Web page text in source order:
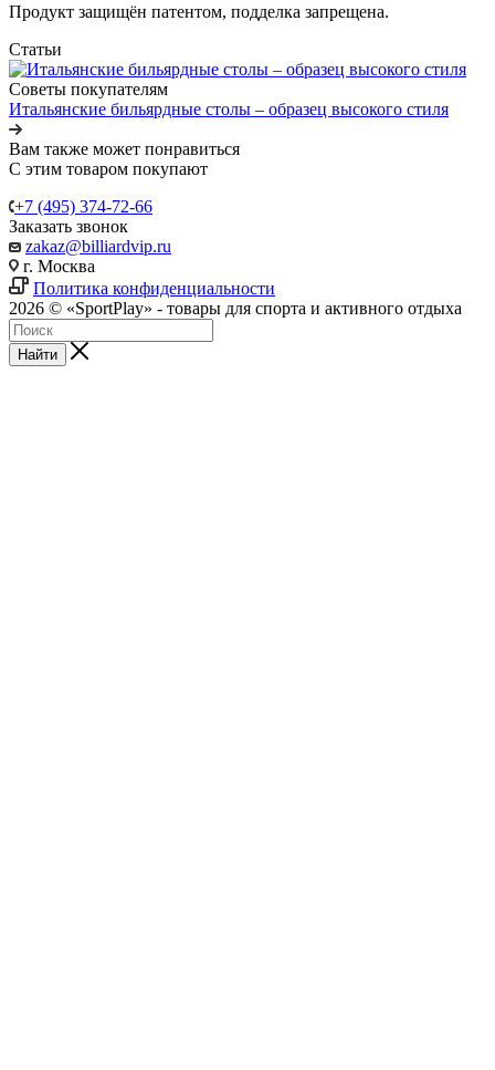
Продукт защищён патентом, подделка запрещена.
Статьи
Советы покупателям
Итальянские бильярдные столы – образец высокого стиля
Вам также может понравиться
С этим товаром покупают
+7 (495) 374-72-66
Заказать звонок
zakaz@billiardvip.ru
г. Москва
Политика конфиденциальности
2026 © «SportPlay» - товары для спорта и активного отдыха
Найти